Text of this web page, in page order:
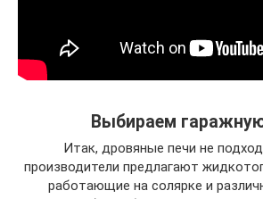
Выбираем
Итак, дровяные печи не
производители предлагают
работающие на солярке и